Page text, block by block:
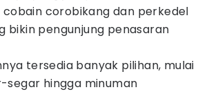
cobain corobikang dan perkedel
bikin pengunjung penasaran
tersedia banyak pilihan, mulai
segar hingga minuman